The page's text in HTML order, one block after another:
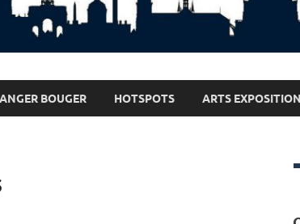
BOUGER HOTSPOTS ARTS